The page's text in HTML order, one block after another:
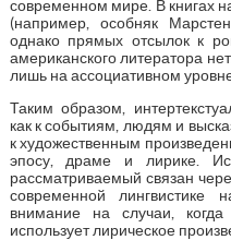
современном мире. В книгах
(например, особняк
однако прямых отсылок к
американского литератора
лишь на ассоциативном
Таким образом,
как к событиям, людям и
к художественным
эпосу, драме и лирике.
рассматриваемый связан
современной лингвистике
внимание на случаи, когда
использует лирическое